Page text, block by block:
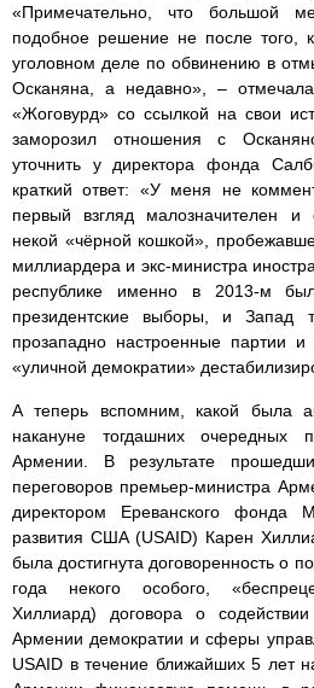
«Примечательно, что большой
подобное решение не после того,
уголовном деле по обвинению в
Осканяна, а недавно», – отмечала
«Жоговурд» со ссылкой на свои
заморозил отношения с
уточнить у директора фонда
краткий ответ: «У меня не
первый взгляд малозначителен и
некой «чёрной кошкой»,
миллиардера и экс-министра
республике именно в 2013-м
президентские выборы, и Запад
прозападно настроенные партии и
«уличной демократии»
А теперь вспомним, какой была
накануне тогдашних очередных
Армении. В результате
переговоров премьер-министра
директором Ереванского фонда
развития США (USAID) Карен
была достигнута договоренность о
года некого особого,
Хиллиард) договора о
Армении демократии и сферы
USAID в течение ближайших 5 лет